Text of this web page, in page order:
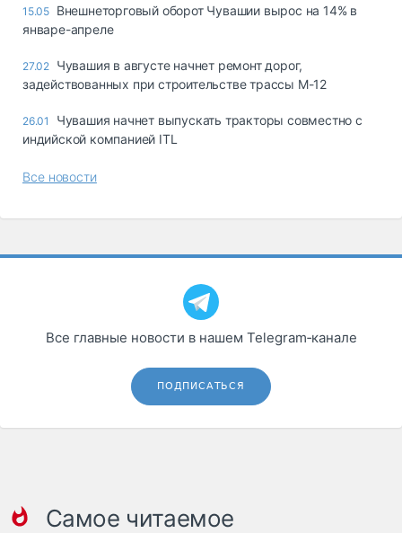
15.05 Внешнеторговый оборот Чувашии вырос на 14% в
январе-апреле
27.02 Чувашия в августе начнет ремонт дорог,
задействованных при строительстве трассы М-12
26.01
Чувашия начнет выпускать тракторы совместно с
индийской компанией ITL
Все новости
Все главные новости в нашем Telegram‑канале
ПОДПИСАТЬСЯ
Самое читаемое